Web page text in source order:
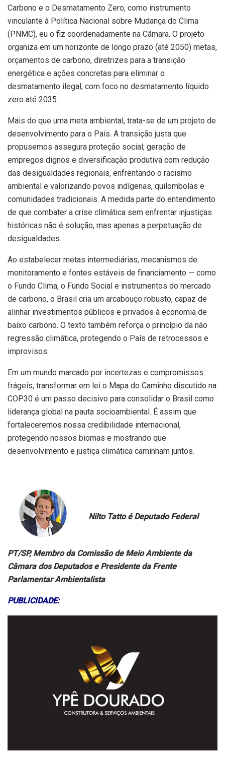
Carbono e o Desmatamento Zero, como instrumento
vinculante à Política Nacional sobre Mudança do Clima
(PNMC), eu o fiz coordenadamente na Câmara. O projeto
organiza em um horizonte de longo prazo (até 2050) metas,
orçamentos de carbono, diretrizes para a transição
energética e ações concretas para eliminar o
desmatamento ilegal, com foco no desmatamento líquido
zero até 2035.
Mais do que uma meta ambiental, trata-se de um projeto de
desenvolvimento para o País. A transição justa que
propusemos assegura proteção social; geração de
empregos dignos e diversificação produtiva com redução
das desigualdades regionais, enfrentando o racismo
ambiental e valorizando povos indígenas, quilombolas e
comunidades tradicionais. A medida parte do entendimento
de que combater a crise climática sem enfrentar injustiças
históricas não é solução, mas apenas a perpetuação de
desigualdades.
Ao estabelecer metas intermediárias, mecanismos de
monitoramento e fontes estáveis de financiamento — como
o Fundo Clima, o Fundo Social e instrumentos do mercado
de carbono, o Brasil cria um arcabouço robusto, capaz de
alinhar investimentos públicos e privados à economia de
baixo carbono. O texto também reforça o princípio da não
regressão climática, protegendo o País de retrocessos e
improvisos.
Em um mundo marcado por incertezas e compromissos
frágeis, transformar em lei o Mapa do Caminho discutido na
COP30 é um passo decisivo para consolidar o Brasil como
liderança global na pauta socioambiental. É assim que
fortaleceremos nossa credibilidade internacional,
protegendo nossos biomas e mostrando que
desenvolvimento e justiça climática caminham juntos.
Nilto Tatto é Deputado Federal
PT/SP, Membro da Comissão de Meio Ambiente da
Câmara dos Deputados e Presidente da Frente
Parlamentar Ambientalista
PUBLICIDADE: